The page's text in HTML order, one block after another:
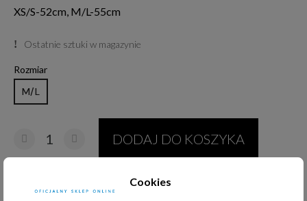
XS/S-52cm, M/L-55cm
Ostatnie sztuki w magazynie
Rozmiar
M/L
DODAJ DO KOSZYKA
Udostępnij:
Cookies